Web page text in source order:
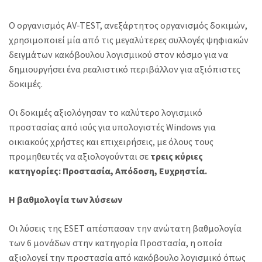
Ο οργανισμός AV-TEST, ανεξάρτητος οργανισμός δοκιμών,
χρησιμοποιεί μία από τις μεγαλύτερες συλλογές ψηφιακών
δειγμάτων κακόβουλου λογισμικού στον κόσμο για να
δημιουργήσει ένα ρεαλιστικό περιβάλλον για αξιόπιστες
δοκιμές.
Οι δοκιμές αξιολόγησαν το καλύτερο λογισμικό
προστασίας από ιούς για υπολογιστές Windows για
οικιακούς χρήστες και επιχειρήσεις, με όλους τους
προμηθευτές να αξιολογούνται σε τρεις κύριες
κατηγορίες: Προστασία, Απόδοση, Ευχρηστία.
Η βαθμολογία των λύσεων
Οι λύσεις της ESET απέσπασαν την ανώτατη βαθμολογία
των 6 μονάδων στην κατηγορία Προστασία, η οποία
αξιολογεί την προστασία από κακόβουλο λογισμικό όπως